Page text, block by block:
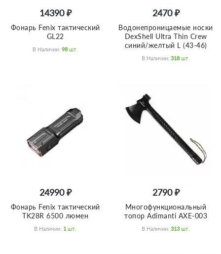
14390 ₽
Фонарь Fenix тактический
GL22
В Наличии: 98 Шт.
2470 ₽
Водонепроницаемые носки
DexShell Ultra Thin Crew
синий/желтый L (43-46)
В Наличии: 318 Шт.
24990 ₽
Фонарь Fenix тактический
TK28R 6500 люмен
В Наличии: 1 Шт.
2790 ₽
Многофункциональный
топор Adimanti AXE-003
В Наличии: 313 Шт.